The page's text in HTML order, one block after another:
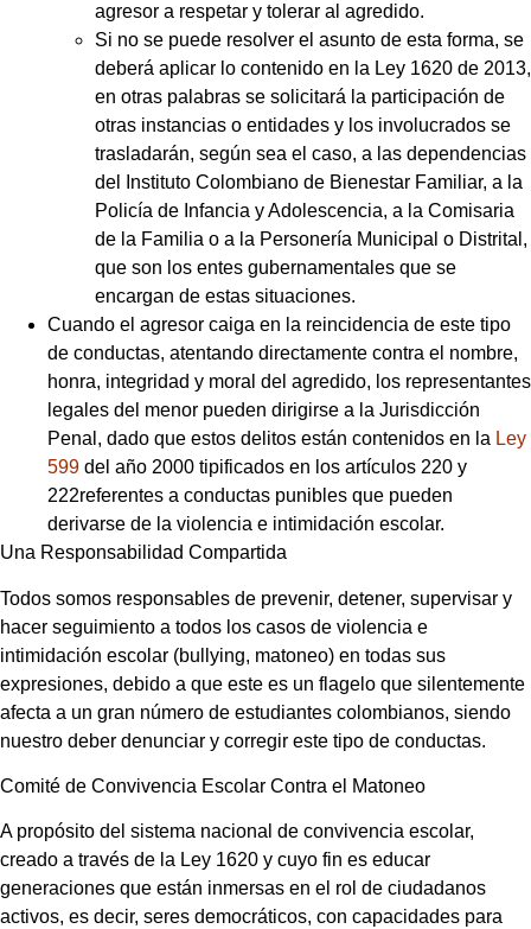
agresor a respetar y tolerar al agredido.
Si no se puede resolver el asunto de esta forma, se
deberá aplicar lo contenido en la Ley 1620 de 2013,
en otras palabras se solicitará la participación de
otras instancias o entidades y los involucrados se
trasladarán, según sea el caso, a las dependencias
del Instituto Colombiano de Bienestar Familiar, a la
Policía de Infancia y Adolescencia, a la Comisaria
de la Familia o a la Personería Municipal o Distrital,
que son los entes gubernamentales que se
encargan de estas situaciones.
Cuando el agresor caiga en la reincidencia de este tipo
de conductas, atentando directamente contra el nombre,
honra, integridad y moral del agredido, los representantes
legales del menor pueden dirigirse a la Jurisdicción
Penal, dado que estos delitos están contenidos en la Ley
599 del año 2000 tipificados en los artículos 220 y
222referentes a conductas punibles que pueden
derivarse de la violencia e intimidación escolar.
Una Responsabilidad Compartida
Todos somos responsables de prevenir, detener, supervisar y
hacer seguimiento a todos los casos de violencia e
intimidación escolar (bullying, matoneo) en todas sus
expresiones, debido a que este es un flagelo que silentemente
afecta a un gran número de estudiantes colombianos, siendo
nuestro deber denunciar y corregir este tipo de conductas.
Comité de Convivencia Escolar Contra el Matoneo
A propósito del sistema nacional de convivencia escolar,
creado a través de la Ley 1620 y cuyo fin es educar
generaciones que están inmersas en el rol de ciudadanos
activos, es decir, seres democráticos, con capacidades para